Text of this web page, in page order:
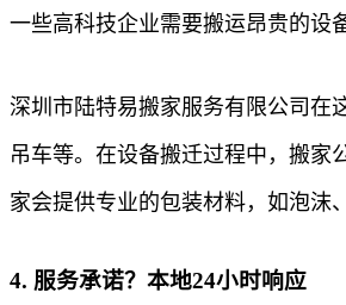
一些高科技企业需要搬运昂贵的设
深圳市陆特易搬家服务有限公司在
吊车等。在设备搬迁过程中，搬家
家会提供专业的包装材料，如泡沫
4. 服务承诺？本地24小时响应